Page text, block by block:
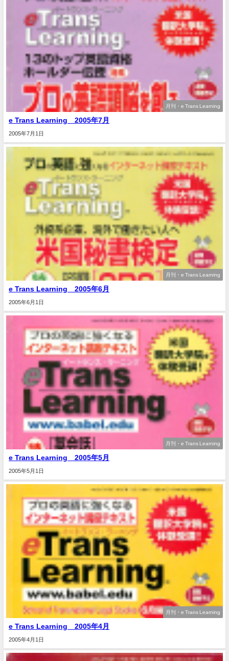
月刊・e Trans Learning
e Trans Learning 2005年7月
2005年7月1日
月刊・e Trans Learning
e Trans Learning 2005年6月
2005年6月1日
月刊・e Trans Learning
e Trans Learning 2005年5月
2005年5月1日
月刊・e Trans Learning
e Trans Learning 2005年4月
2005年4月1日